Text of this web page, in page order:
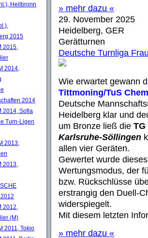
Heilbronn
2015
2015,
2014,
2014
2014, Sofia
Turn-Ligen
2013,
2013,
2012,
(M)
2011, Tokio
» mehr dazu «
29. November 2025
Heidelberg, GER
Gerätturnen
Deutsche Turnliga
Wie erwartet gewann
Tittmoning/TuS
Deutsche
Heidelberg klar und
um Bronze ließ die TG
Karlsruhe-Söllingen
allen vier Geräten.
Gewertet wurde
Wertungsmodus, der
bzw. Rückschlüsse
erstrangig den Duell-
widerspiegelt.
Mit diesem letzten
» mehr dazu «